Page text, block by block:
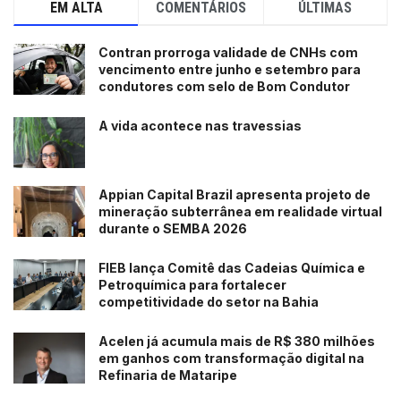
EM ALTA COMENTÁRIOS ÚLTIMAS
Contran prorroga validade de CNHs com
vencimento entre junho e setembro para
condutores com selo de Bom Condutor
A vida acontece nas travessias
Appian Capital Brazil apresenta projeto de
mineração subterrânea em realidade virtual
durante o SEMBA 2026
FIEB lança Comitê das Cadeias Química e
Petroquímica para fortalecer
competitividade do setor na Bahia
Acelen já acumula mais de R$ 380 milhões
em ganhos com transformação digital na
Refinaria de Mataripe